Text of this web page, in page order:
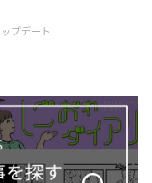
プデート